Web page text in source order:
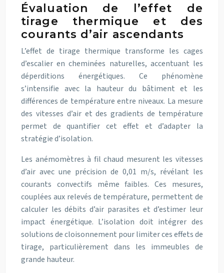
Évaluation de l’effet de
tirage thermique et des
courants d’air ascendants
L’effet de tirage thermique transforme les cages
d’escalier en cheminées naturelles, accentuant les
déperditions énergétiques. Ce phénomène
s’intensifie avec la hauteur du bâtiment et les
différences de température entre niveaux. La mesure
des vitesses d’air et des gradients de température
permet de quantifier cet effet et d’adapter la
stratégie d’isolation.
Les anémomètres à fil chaud mesurent les vitesses
d’air avec une précision de 0,01 m/s, révélant les
courants convectifs même faibles. Ces mesures,
couplées aux relevés de température, permettent de
calculer les débits d’air parasites et d’estimer leur
impact énergétique. L’isolation doit intégrer des
solutions de cloisonnement pour limiter ces effets de
tirage, particulièrement dans les immeubles de
grande hauteur.